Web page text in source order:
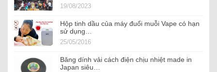
19/08/2023
Hộp tinh dầu của máy đuổi muỗi Vape có hạn
sử dụng…
25/05/2016
Băng dính vải cách điện chịu nhiệt made in
Japan siêu…